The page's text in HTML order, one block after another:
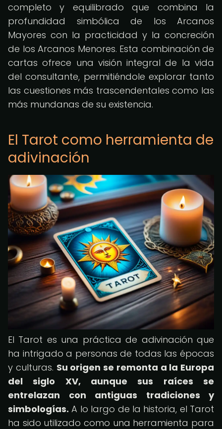
completo y equilibrado que combina la
profundidad simbólica de los Arcanos
Mayores con la practicidad y la concreción
de los Arcanos Menores. Esta combinación de
cartas ofrece una visión integral de la vida
del consultante, permitiéndole explorar tanto
las cuestiones más trascendentales como las
más mundanas de su existencia.
El Tarot como herramienta de
adivinación
El Tarot es una práctica de adivinación que
ha intrigado a personas de todas las épocas
y culturas. Su origen se remonta a la Europa
del siglo XV, aunque sus raíces se
entrelazan con antiguas tradiciones y
simbologías. A lo largo de la historia, el Tarot
ha sido utilizado como una herramienta para